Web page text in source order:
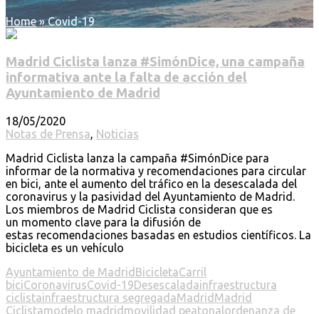
Home »Covid-19
Madrid Ciclista lanza #SimónDice, una campaña
informativa ante la falta de acción del
Ayuntamiento de Madrid
18/05/2020
Notas de Prensa, Noticias
Madrid Ciclista lanza la campaña #SimónDice para
informar de la normativa y recomendaciones para circular
en bici, ante el aumento del tráfico en la desescalada del
coronavirus y la pasividad del Ayuntamiento de Madrid.
Los miembros de Madrid Ciclista consideran que es
un momento clave para la difusión de
estas recomendaciones basadas en estudios científicos. La
bicicleta es un vehículo
Ayuntamiento de Madrid BicicletaCarril
biciCoronavirusCovid-19Desescaladainfraestructura
ciclistainfraestructura segregadaMadrid Madrid
Ciclistamodelo madrid movilidad peatonal ordenanza de